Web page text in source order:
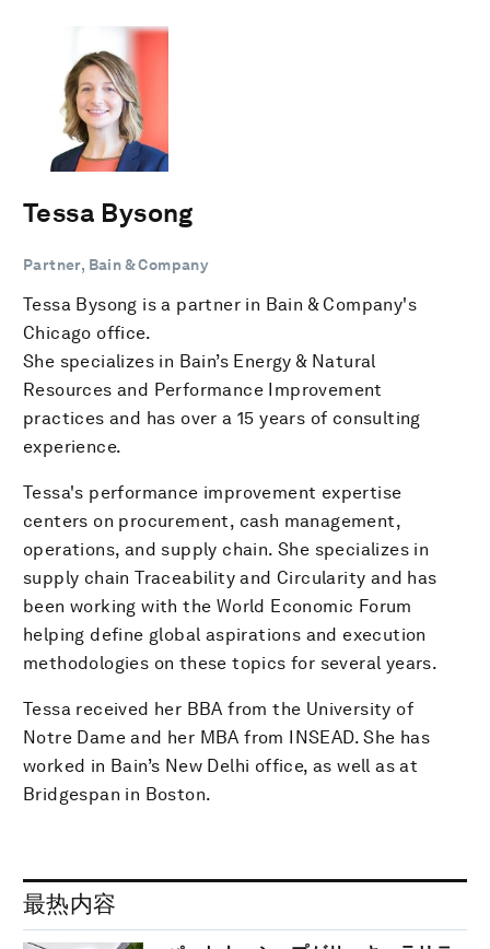
Tessa Bysong
Partner, Bain & Company
Tessa Bysong is a partner in Bain & Company's
Chicago office.
She specializes in Bain’s Energy & Natural
Resources and Performance Improvement
practices and has over a 15 years of consulting
experience.
Tessa's performance improvement expertise
centers on procurement, cash management,
operations, and supply chain. She specializes in
supply chain Traceability and Circularity and has
been working with the World Economic Forum
helping define global aspirations and execution
methodologies on these topics for several years.
Tessa received her BBA from the University of
Notre Dame and her MBA from INSEAD. She has
worked in Bain’s New Delhi office, as well as at
Bridgespan in Boston.
最热内容